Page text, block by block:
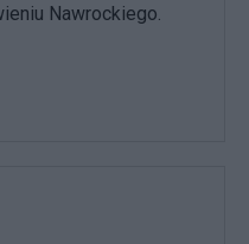
Nawrockiego.